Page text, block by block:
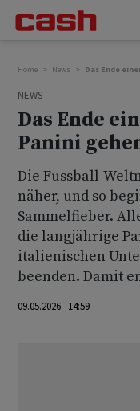
Home News Das Ende
NEWS
Das Ende
Panini
Die Fussball-
näher, und so
Sammelfieber.
die langjährige
italienischen
beenden. Damit
09.05.2026 14:59